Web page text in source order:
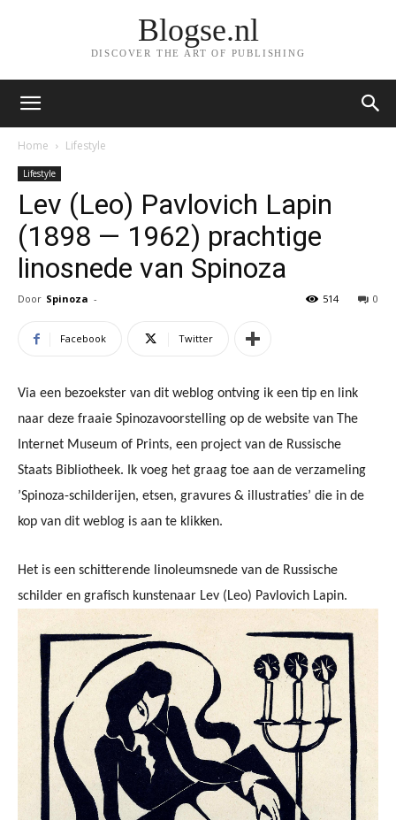
Blogse.nl
DISCOVER THE ART OF PUBLISHING
Home Lifestyle
Lifestyle
Lev (Leo) Pavlovich Lapin
(1898 — 1962) prachtige
linosnede van Spinoza
Door Spinoza - 0
514
Facebook Twitter
Via een bezoekster van dit weblog ontving ik een tip en link
naar deze fraaie Spinozavoorstelling op de website van The
Internet Museum of Prints, een project van de Russische
Staats Bibliotheek. Ik voeg het graag toe aan de verzameling
’Spinoza-schilderijen, etsen, gravures & illustraties’ die in de
kop van dit weblog is aan te klikken.
Het is een schitterende linoleumsnede van de Russische
schilder en grafisch kunstenaar Lev (Leo) Pavlovich Lapin.